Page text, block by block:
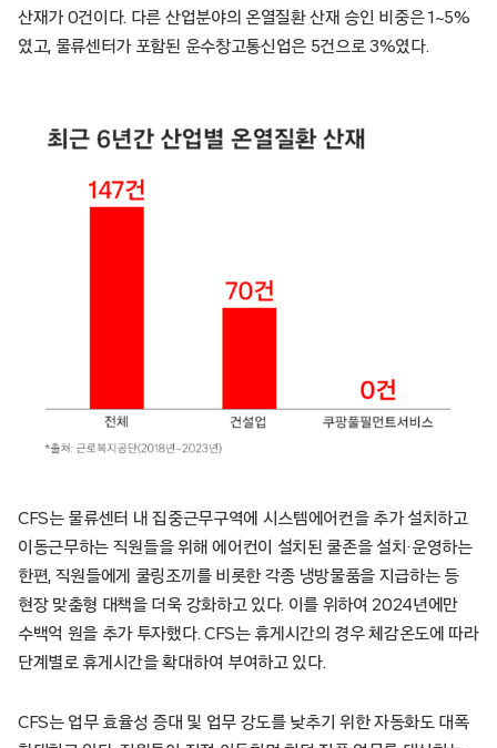
산재가 0건이다. 다른 산업분야의 온열질환 산재 승인 비중은 1~5%
였고, 물류센터가 포함된 운수창고통신업은 5건으로 3%였다.
CFS는 물류센터 내 집중근무구역에 시스템에어컨을 추가 설치하고
이동근무하는 직원들을 위해 에어컨이 설치된 쿨존을 설치·운영하는
한편, 직원들에게 쿨링조끼를 비롯한 각종 냉방물품을 지급하는 등
현장 맞춤형 대책을 더욱 강화하고 있다. 이를 위하여 2024년에만
수백억 원을 추가 투자했다. CFS는 휴게시간의 경우 체감온도에 따라
단계별로 휴게시간을 확대하여 부여하고 있다.
CFS는 업무 효율성 증대 및 업무 강도를 낮추기 위한 자동화도 대폭